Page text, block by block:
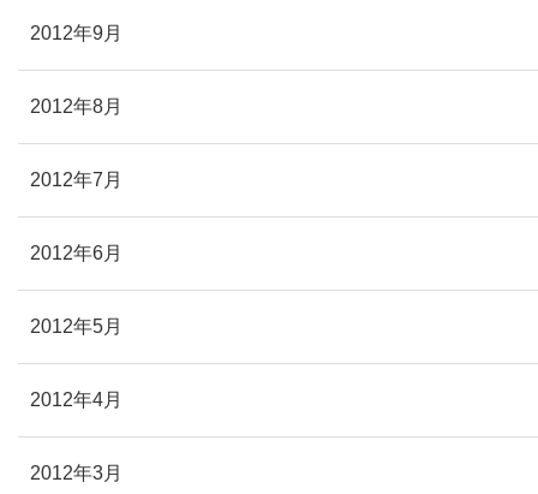
2012年9月
2012年8月
2012年7月
2012年6月
2012年5月
2012年4月
2012年3月